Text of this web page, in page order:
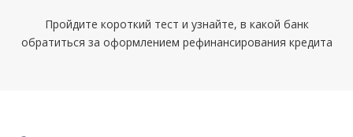
Оформление:
отделения Левобережного; мобильное приложение; онлайн
заявка через официальный сайт
Пройдите короткий тест и узнайте, в какой банк
обратиться за оформлением рефинансирования кредита